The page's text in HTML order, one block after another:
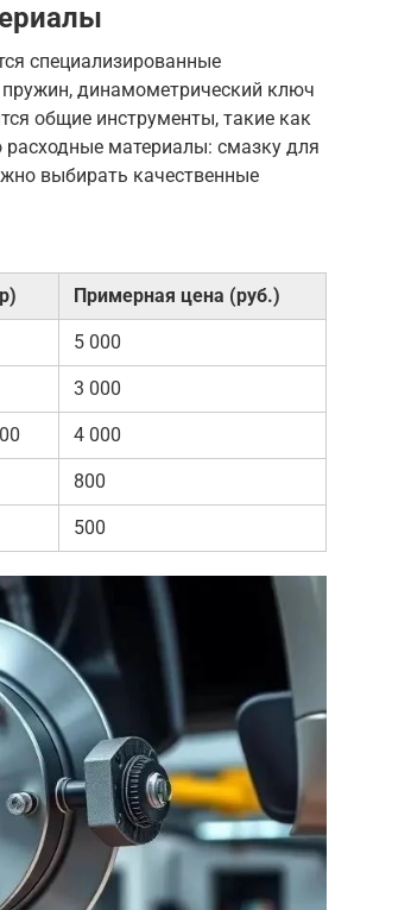
специализированные
динамометрический ключ
общие инструменты, такие как
расходные материалы: смазку для
выбирать качественные
Примерная цена (руб.)
5 000
3 000
4 000
800
500